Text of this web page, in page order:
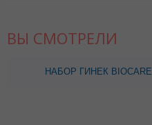
ВЫ СМОТРЕЛИ
НАБОР ГИНЕК BIOCARE